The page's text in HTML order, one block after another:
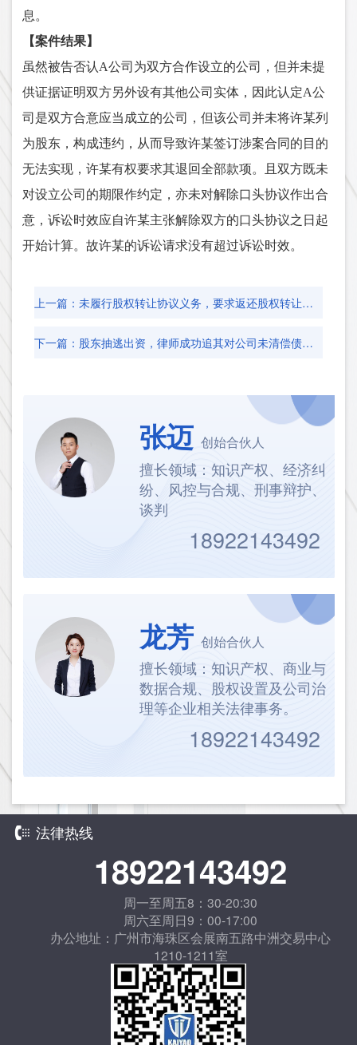
息。
【案件结果】
虽然被告否认A公司为双方合作设立的公司，但并未提
供证据证明双方另外设有其他公司实体，因此认定A公
司是双方合意应当成立的公司，但该公司并未将许某列
为股东，构成违约，从而导致许某签订涉案合同的目的
无法实现，许某有权要求其退回全部款项。且双方既未
对设立公司的期限作约定，亦未对解除口头协议作出合
意，诉讼时效应自许某主张解除双方的口头协议之日起
开始计算。故许某的诉讼请求没有超过诉讼时效。
上一篇：未履行股权转让协议义务，要求返还股权转让款21万元获支持
下一篇：股东抽逃出资，律师成功追其对公司未清偿债务负补充清偿责任
张迈 创始合伙人
擅长领域：知识产权、经济纠
纷、风控与合规、刑事辩护、
谈判
18922143492
龙芳 创始合伙人
擅长领域：知识产权、商业与
数据合规、股权设置及公司治
理等企业相关法律事务。
18922143492
法律热线
18922143492
周一至周五8：30-20:30
周六至周日9：00-17:00
办公地址：广州市海珠区会展南五路中洲交易中心
1210-1211室